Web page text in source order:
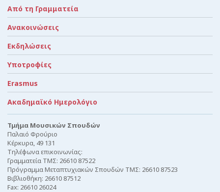
Από τη Γραμματεία
Ανακοινώσεις
Εκδηλώσεις
Υποτροφίες
Erasmus
Ακαδημαϊκό Ημερολόγιο
Τμήμα Μουσικών Σπουδών
Παλαιό Φρούριο
Κέρκυρα, 49 131
Τηλέφωνα επικοινωνίας:
Γραμματεία ΤΜΣ: 26610 87522
Πρόγραμμα Μεταπτυχιακών Σπουδών ΤΜΣ: 26610 87523
Βιβλιοθήκη: 26610 87512
Fax: 26610 26024